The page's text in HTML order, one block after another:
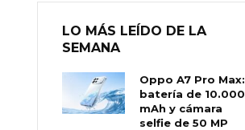
LO MÁS LEÍDO DE LA
SEMANA
Oppo A7 Pro Max:
batería de 10.000
mAh y cámara
selfie de 50 MP